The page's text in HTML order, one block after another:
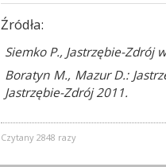
Źródła:
Siemko P., Jastrzębie-Zdrój
Boratyn M., Mazur D.:
Jastrzębie-Zdrój 2011.
Czytany 2848 razy